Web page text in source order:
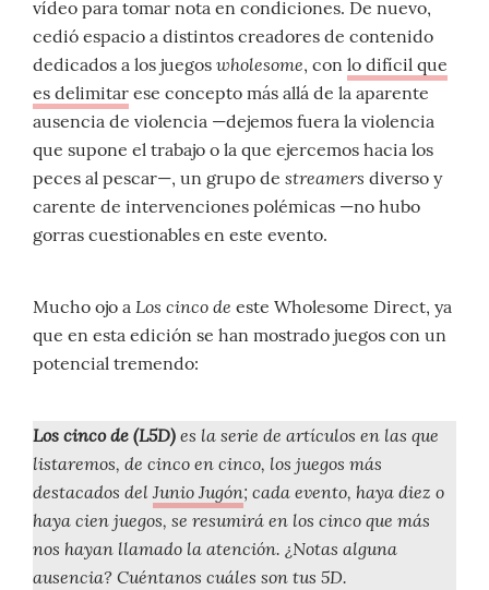
vídeo para tomar nota en condiciones. De nuevo,
cedió espacio a distintos creadores de contenido
dedicados a los juegos wholesome, con lo difícil que
es delimitar ese concepto más allá de la aparente
ausencia de violencia —dejemos fuera la violencia
que supone el trabajo o la que ejercemos hacia los
peces al pescar—, un grupo de streamers diverso y
carente de intervenciones polémicas —no hubo
gorras cuestionables en este evento.
Mucho ojo a Los cinco de este Wholesome Direct, ya
que en esta edición se han mostrado juegos con un
potencial tremendo:
Los cinco de (L5D)es la serie de artículos en las que
listaremos, de cinco en cinco, los juegos más
destacados delJunio Jugón; cada evento, haya diez o
haya cien juegos, se resumirá en los cinco que más
nos hayan llamado la atención. ¿Notas alguna
ausencia? Cuéntanos cuáles son tus 5D.